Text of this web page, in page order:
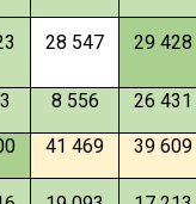
28 547 29 428
8 556
26 431
41 469
39 609